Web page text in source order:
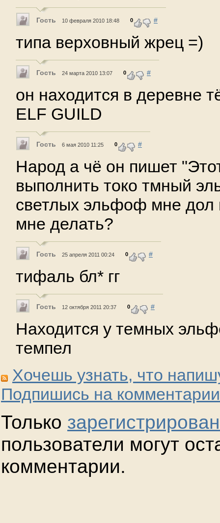
Гость 10 февраля 2010 18:48 0 #
типа верховный жрец =)
Гость 24 марта 2010 13:07 0 #
он находится в деревне
ELF GUILD
Гость 6 мая 2010 11:25 0 #
Народ а чё он пишет
выполнить токо тмный
светлых эльфоф мне дол
мне делать?
Гость 25 апреля 2011 00:24 0 #
тифаль бл* гг
Гость 12 октября 2011 20:37 0 #
Находится у темных
темпел
Хочешь узнать, что
Подпишись на
Только
пользователи могут
комментарии.